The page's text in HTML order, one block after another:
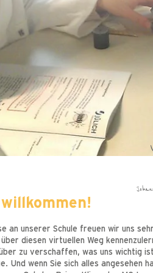
Carl
an unserer Schule freuen wir uns
diesen virtuellen Weg
zu verschaffen, was uns wichtig
Und wenn Sie sich alles angesehen